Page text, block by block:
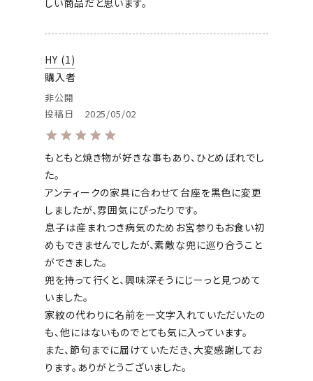
しい商品だと思います。
HY 1
購入者
非公開
投稿日
2025/05/02
もともと焼き物が好きな事もあり、ひとめぼれでし
た。
アンティークの家具に合わせて台座を黒色に変更
しましたが、雰囲気にぴったりです。
息子は産まれつき病気のためお宮参りもお食い初
めもできませんでしたが、素敵な兜に巡り合うこと
ができました。
兜を持って行くと、興味深そうにじーっと見つめて
いました。
家紋の代わりに名前を一文字入れていただいたの
も、他にはないものでとても気に入っています。
また、節句までに届けていただき、大変感謝してお
ります。ありがとうございました。